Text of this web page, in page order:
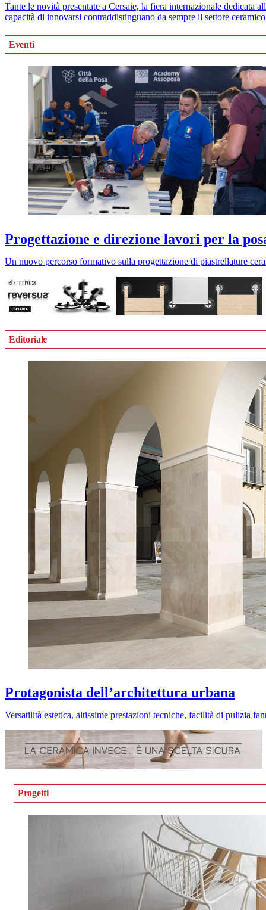
Tante le novità presentate a Cersaie, la fiera internazionale dedicata
capacità di innovarsi contraddistinguano da sempre il settore
Eventi
Progettazione e direzione lavori per la
Un nuovo percorso formativo sulla progettazione di piastrellature
Editoriale
Protagonista dell’architettura urbana
Versatilità estetica, altissime prestazioni tecniche, facilità di pulizia
Progetti